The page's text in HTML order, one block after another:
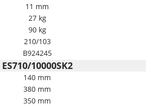
11 mm
27 kg
90 kg
210/103
B924245
ES710/10000SK2
140 mm
380 mm
350 mm